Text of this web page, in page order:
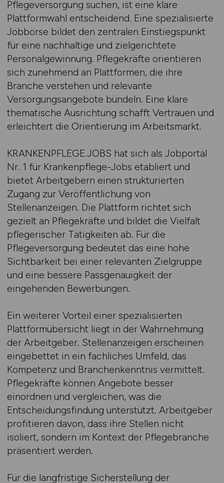
Pflegeversorgung suchen, ist eine klare
Plattformwahl entscheidend. Eine spezialisierte
Jobbörse bildet den zentralen Einstiegspunkt
für eine nachhaltige und zielgerichtete
Personalgewinnung. Pflegekräfte orientieren
sich zunehmend an Plattformen, die ihre
Branche verstehen und relevante
Versorgungsangebote bündeln. Eine klare
thematische Ausrichtung schafft Vertrauen und
erleichtert die Orientierung im Arbeitsmarkt.
KRANKENPFLEGE.JOBS hat sich als Jobportal
Nr. 1 für Krankenpflege-Jobs etabliert und
bietet Arbeitgebern einen strukturierten
Zugang zur Veröffentlichung von
Stellenanzeigen. Die Plattform richtet sich
gezielt an Pflegekräfte und bildet die Vielfalt
pflegerischer Tätigkeiten ab. Für die
Pflegeversorgung bedeutet das eine hohe
Sichtbarkeit bei einer relevanten Zielgruppe
und eine bessere Passgenauigkeit der
eingehenden Bewerbungen.
Ein weiterer Vorteil einer spezialisierten
Plattformübersicht liegt in der Wahrnehmung
der Arbeitgeber. Stellenanzeigen erscheinen
eingebettet in ein fachliches Umfeld, das
Kompetenz und Branchenkenntnis vermittelt.
Pflegekräfte können Angebote besser
einordnen und vergleichen, was die
Entscheidungsfindung unterstützt. Arbeitgeber
profitieren davon, dass ihre Stellen nicht
isoliert, sondern im Kontext der Pflegebranche
präsentiert werden.
Für die langfristige Sicherstellung der